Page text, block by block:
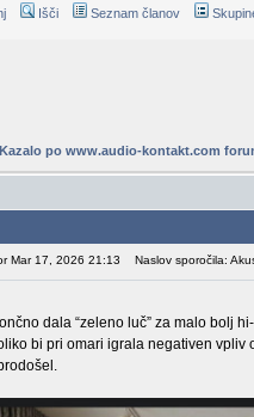
Išči Seznam članov
Kazalo po www.audio-kontakt.com
Mar 17, 2026 21:13 Naslov sporočila:
dala “zeleno luč” za malo bolj
bi pri omari igrala negativen